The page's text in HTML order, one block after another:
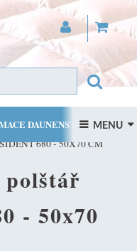
DAUNENSTEP MENU 
VELIKOSTÍ A TYPŮ
680 - 50X70 CM
- 50x70